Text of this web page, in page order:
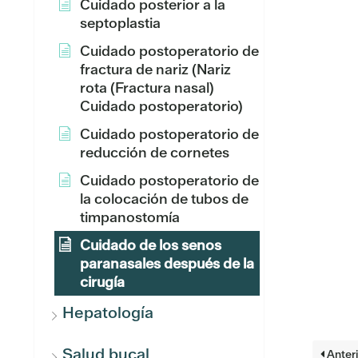
Cuidado posterior a la
septoplastia
Cuidado postoperatorio de
fractura de nariz (Nariz
rota (Fractura nasal)
Cuidado postoperatorio)
Cuidado postoperatorio de
reducción de cornetes
Cuidado postoperatorio de
la colocación de tubos de
timpanostomía
Cuidado de los senos
paranasales después de la
cirugía
Hepatología